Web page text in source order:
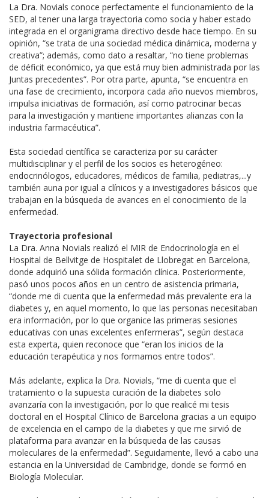
La Dra. Novials conoce perfectamente el funcionamiento de la
SED, al tener una larga trayectoria como socia y haber estado
integrada en el organigrama directivo desde hace tiempo. En su
opinión, “se trata de una sociedad médica dinámica, moderna y
creativa”; además, como dato a resaltar, “no tiene problemas
de déficit económico, ya que está muy bien administrada por las
Juntas precedentes”. Por otra parte, apunta, “se encuentra en
una fase de crecimiento, incorpora cada año nuevos miembros,
impulsa iniciativas de formación, así como patrocinar becas
para la investigación y mantiene importantes alianzas con la
industria farmacéutica”.
Esta sociedad científica se caracteriza por su carácter
multidisciplinar y el perfil de los socios es heterogéneo:
endocrinólogos, educadores, médicos de familia, pediatras,...y
también auna por igual a clínicos y a investigadores básicos que
trabajan en la búsqueda de avances en el conocimiento de la
enfermedad.
Trayectoria profesional
La Dra. Anna Novials realizó el MIR de Endocrinología en el
Hospital de Bellvitge de Hospitalet de Llobregat en Barcelona,
donde adquirió una sólida formación clínica. Posteriormente,
pasó unos pocos años en un centro de asistencia primaria,
“donde me di cuenta que la enfermedad más prevalente era la
diabetes y, en aquel momento, lo que las personas necesitaban
era información, por lo que organice las primeras sesiones
educativas con unas excelentes enfermeras”, según destaca
esta experta, quien reconoce que “eran los inicios de la
educación terapéutica y nos formamos entre todos”.
Más adelante, explica la Dra. Novials, “me di cuenta que el
tratamiento o la supuesta curación de la diabetes solo
avanzaría con la investigación, por lo que realicé mi tesis
doctoral en el Hospital Clínico de Barcelona gracias a un equipo
de excelencia en el campo de la diabetes y que me sirvió de
plataforma para avanzar en la búsqueda de las causas
moleculares de la enfermedad”. Seguidamente, llevó a cabo una
estancia en la Universidad de Cambridge, donde se formó en
Biología Molecular.